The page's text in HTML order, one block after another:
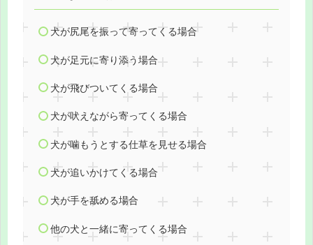
犬が尻尾を振って寄ってくる場合
犬が足元に寄り添う場合
犬が飛びついてくる場合
犬が吠えながら寄ってくる場合
犬が噛もうとする仕草を見せる場合
犬が追いかけてくる場合
犬が手を舐める場合
他の犬と一緒に寄ってくる場合